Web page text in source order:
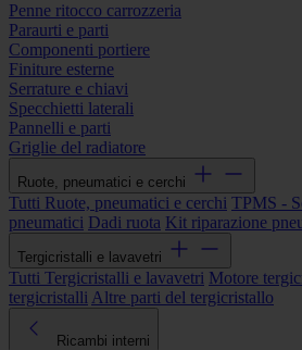
Penne ritocco carrozzeria
Paraurti e parti
Componenti portiere
Finiture esterne
Serrature e chiavi
Specchietti laterali
Pannelli e parti
Griglie del radiatore
Ruote, pneumatici e cerchi
Tutti Ruote, pneumatici e cerchi TPMS -
pneumatici Dadi ruota Kit riparazione
Tergicristalli e lavavetri
Tutti Tergicristalli e lavavetri Motore
tergicristalli Altre parti del tergicristallo
Ricambi interni